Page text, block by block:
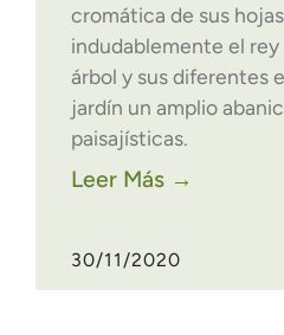
cromática de sus
indudablemente el
árbol y sus diferentes
jardín un amplio
paisajísticas.
Leer Más →
30/11/2020